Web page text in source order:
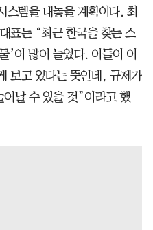
스템을 내놓을 계획이다. 최
표는 “최근 한국을 찾는 스
’이 많이 늘었다. 이들이 이
보고 있다는 뜻인데, 규제가
날 수 있을 것”이라고 했